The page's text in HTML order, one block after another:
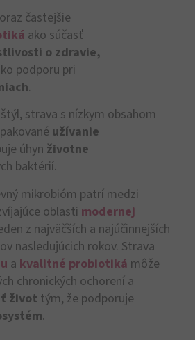
častejšie
ako súčasť
o zdravie,
podporu pri
.
štýl, strava s nízkym obsahom
užívanie
úhyn životne
baktérií.
mikrobióm patrí medzi
oblasti modernej
z najväčších a najúčinnejších
nasledujúcich rokov. Strava
a kvalitné probiotiká môže
chronických ochorení a
život tým, že podporuje
.